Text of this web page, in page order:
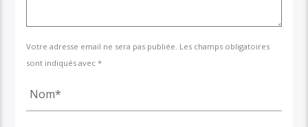
Votre adresse email ne sera pas publiée. Les champs obligatoires
sont indiqués avec *